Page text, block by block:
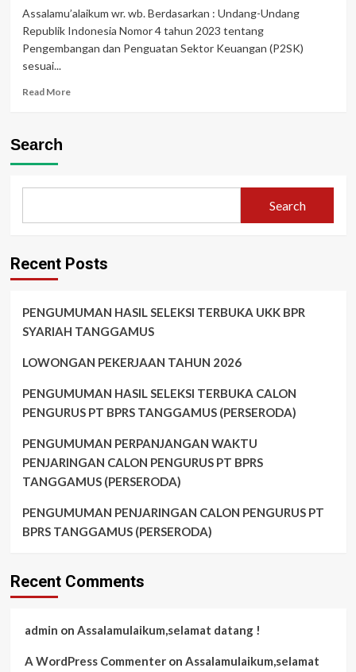
Assalamu’alaikum wr. wb. Berdasarkan : Undang-Undang
Republik Indonesia Nomor 4 tahun 2023 tentang
Pengembangan dan Penguatan Sektor Keuangan (P2SK)
sesuai...
Read MoreRead
Search
Search
Recent Posts
PENGUMUMAN HASIL SELEKSI TERBUKA UKK BPR
SYARIAH TANGGAMUS
LOWONGAN PEKERJAAN TAHUN 2026
PENGUMUMAN HASIL SELEKSI TERBUKA CALON
PENGURUS PT BPRS TANGGAMUS (PERSERODA)
PENGUMUMAN PERPANJANGAN WAKTU
PENJARINGAN CALON PENGURUS PT BPRS
TANGGAMUS (PERSERODA)
PENGUMUMAN PENJARINGAN CALON PENGURUS PT
BPRS TANGGAMUS (PERSERODA)
Recent Comments
admin on Assalamulaikum,selamat datang !
A WordPress Commenteron Assalamulaikum,selamat